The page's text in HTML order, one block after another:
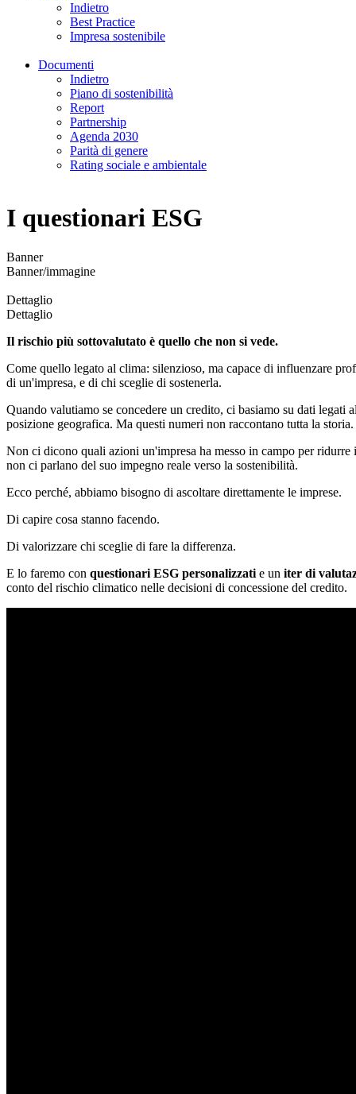
Indietro
Best Practice
Impresa sostenibile
Documenti
Indietro
Piano di sostenibilità
Report
Partnership
Agenda 2030
Parità di genere
Rating sociale e ambientale
I questionari ESG
Banner
Banner/immagine
Dettaglio
Dettaglio
Il rischio più sottovalutato è quello che non si vede.
Come quello legato al clima: silenzioso, ma capace di influenzare
di un'impresa, e di chi sceglie di sostenerla.
Quando valutiamo se concedere un credito, ci basiamo su dati legati
posizione geografica. Ma questi numeri non raccontano tutta la storia.
Non ci dicono quali azioni un'impresa ha messo in campo per
non ci parlano del suo impegno reale verso la sostenibilità.
Ecco perché, abbiamo bisogno di ascoltare direttamente le imprese.
Di capire cosa stanno facendo.
Di valorizzare chi sceglie di fare la differenza.
E lo faremo con questionari ESG personalizzati e un iter di
conto del rischio climatico nelle decisioni di concessione del credito.